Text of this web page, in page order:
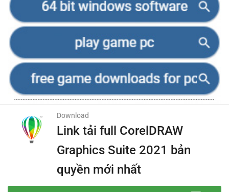
Download
Link tải full CorelDRAW
Graphics Suite 2021 bản
quyền mới nhất